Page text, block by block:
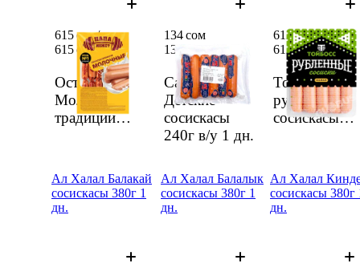
Останкино
Молочные
традиции
салм.
615 сом/кг
615 сом/кг
Салих
Детские
сосискасы
240г в/у 1 дн.
134 сом
134 сом
ТойБосс
рубленые
сосискасы
612 сом/кг
612 сом/кг
Ал Халал Балакай
сосискасы 380г 1
дн.
Ал Халал Балалык
сосискасы 380г 1
дн.
Ал Халал
сосискасы 380г
дн.